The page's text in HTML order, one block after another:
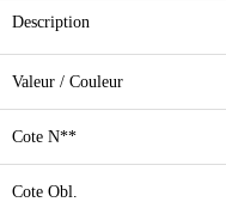
Description
Valeur / Couleur
Cote N**
Cote Obl.